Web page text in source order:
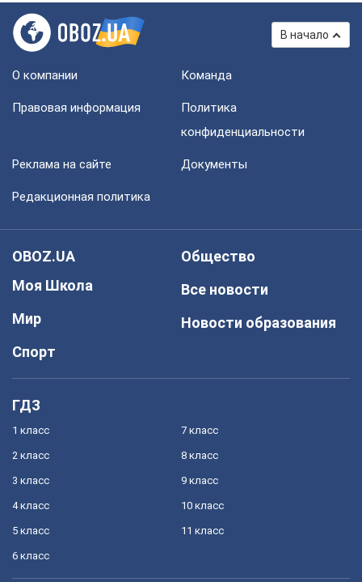
В начало
О компании Команда
Правовая информация
Политика
конфиденциальности
Реклама на сайте Документы
Редакционная политика
OBOZ.UA
Моя Школа
Мир
Спорт
Общество
Все новости
Новости образования
ГДЗ
1 класс
2 класс
3 класс
4 класс
5 класс
6 класс
7 класс
8 класс
9 класс
10 класс
11 класс